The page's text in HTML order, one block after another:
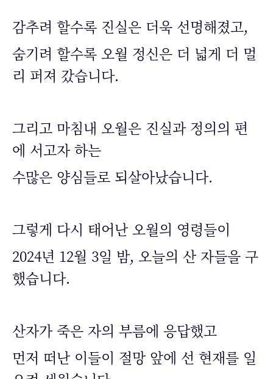
감추려 할수록 진실은 더욱 선명해졌고,
숨기려 할수록 오월 정신은 더 넓게 더 멀
리 퍼져 갔습니다.
그리고 마침내 오월은 진실과 정의의 편
에 서고자 하는
수많은 양심들로 되살아났습니다.
그렇게 다시 태어난 오월의 영령들이
2024년 12월 3일 밤, 오늘의 산 자들을 구
했습니다.
산자가 죽은 자의 부름에 응답했고
먼저 떠난 이들이 절망 앞에 선 현재를 일